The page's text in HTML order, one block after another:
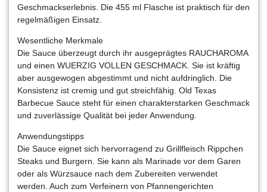
Geschmackserlebnis. Die 455 ml Flasche ist praktisch für den
regelmäßigen Einsatz.
Wesentliche Merkmale
Die Sauce überzeugt durch ihr ausgeprägtes RAUCHAROMA
und einen WUERZIG VOLLEN GESCHMACK. Sie ist kräftig
aber ausgewogen abgestimmt und nicht aufdringlich. Die
Konsistenz ist cremig und gut streichfähig. Old Texas
Barbecue Sauce steht für einen charakterstarken Geschmack
und zuverlässige Qualität bei jeder Anwendung.
Anwendungstipps
Die Sauce eignet sich hervorragend zu Grillfleisch Rippchen
Steaks und Burgern. Sie kann als Marinade vor dem Garen
oder als Würzsauce nach dem Zubereiten verwendet
werden. Auch zum Verfeinern von Pfannengerichten